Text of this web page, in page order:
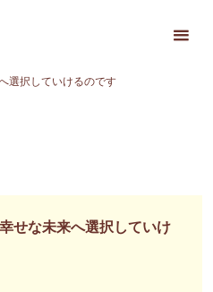
せな未来へ選択していけ